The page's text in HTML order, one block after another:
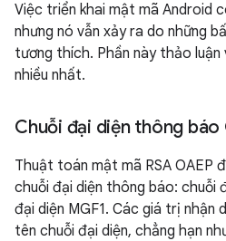
Việc triển khai mật mã Android
nhưng nó vẫn xảy ra do những
tương thích. Phần này thảo luận
nhiều nhất.
Chuỗi đại diện thông báo
Thuật toán mật mã RSA OAEP
chuỗi đại diện thông báo: chuỗi
đại diện MGF1. Các giá trị nhận
tên chuỗi đại diện, chẳng hạn